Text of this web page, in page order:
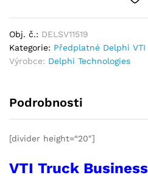
Obj. č.: DELSV11519
Kategorie: Předplatné Delphi VTI
Výrobce: Delphi Technologies
Podrobnosti
[divider height=“20″]
VTI Truck Business